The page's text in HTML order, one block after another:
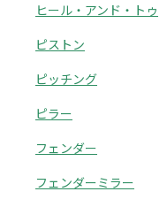
ヒール・アンド・トゥ
ピストン
ピッチング
ピラー
フェンダー
フェンダーミラー